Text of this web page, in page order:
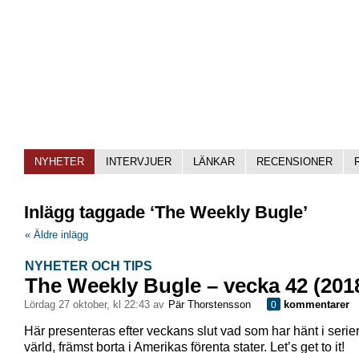
NYHETER INTERVJUER LÄNKAR RECENSIONER
Inlägg taggade ‘The Weekly Bugle’
« Äldre inlägg
NYHETER OCH TIPS
The Weekly Bugle – vecka 42
lördag 27 oktober, kl 22:43 av Pär Thorstensson 0 kommentarer
Här presenteras efter veckans slut vad som har hänt i
värld, främst borta i Amerikas förenta stater. Let’s get to it!